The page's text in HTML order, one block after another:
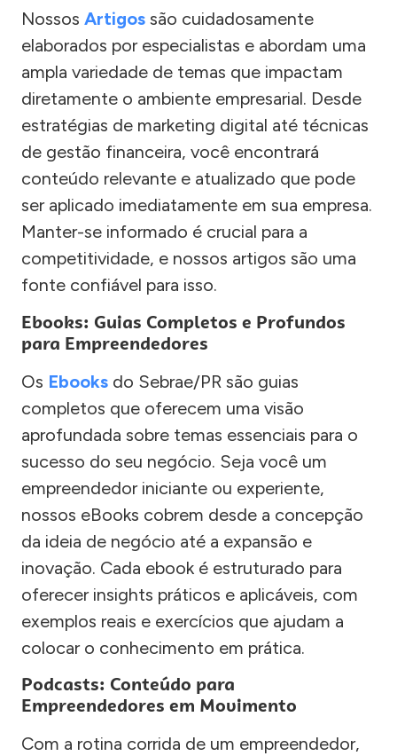
Nossos Artigos são cuidadosamente
elaborados por especialistas e abordam uma
ampla variedade de temas que impactam
diretamente o ambiente empresarial. Desde
estratégias de marketing digital até técnicas
de gestão financeira, você encontrará
conteúdo relevante e atualizado que pode
ser aplicado imediatamente em sua empresa.
Manter-se informado é crucial para a
competitividade, e nossos artigos são uma
fonte confiável para isso.
Ebooks: Guias Completos e Profundos
para Empreendedores
Os Ebooks do Sebrae/PR são guias
completos que oferecem uma visão
aprofundada sobre temas essenciais para o
sucesso do seu negócio. Seja você um
empreendedor iniciante ou experiente,
nossos eBooks cobrem desde a concepção
da ideia de negócio até a expansão e
inovação. Cada ebook é estruturado para
oferecer insights práticos e aplicáveis, com
exemplos reais e exercícios que ajudam a
colocar o conhecimento em prática.
Podcasts: Conteúdo para
Empreendedores em Movimento
Com a rotina corrida de um empreendedor,